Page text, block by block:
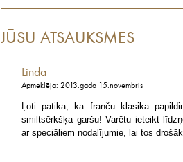
JŪSU ATSAUKSMES
Linda
Apmeklēja: 2013.gada 15.novembris
Ļoti patika, ka franču klasika
smiltsērkšķa garšu! Varētu ieteikt
ar speciāliem nodalījumie, lai tos